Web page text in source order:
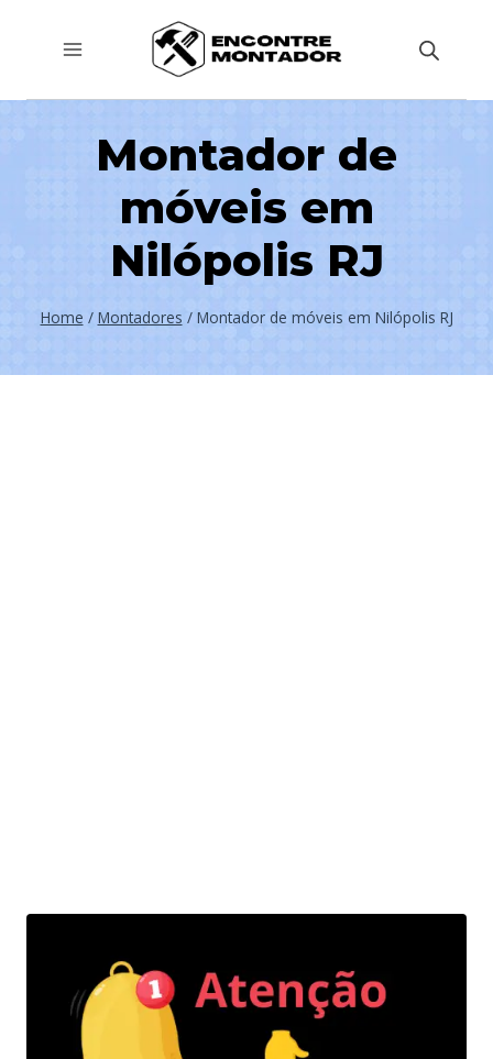
Montador de
móveis em
Nilópolis RJ
Home / Montadores / Montador de móveis em Nilópolis RJ